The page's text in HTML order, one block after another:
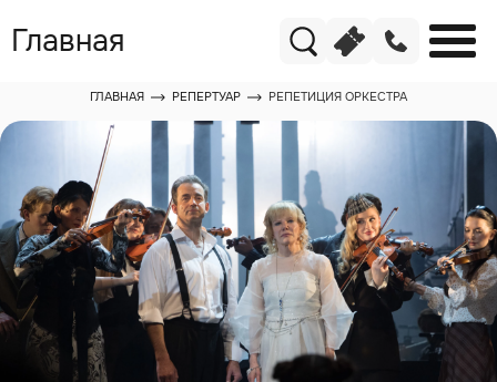
Главная
ГЛАВНАЯ РЕПЕРТУАР РЕПЕТИЦИЯ ОРКЕСТРА